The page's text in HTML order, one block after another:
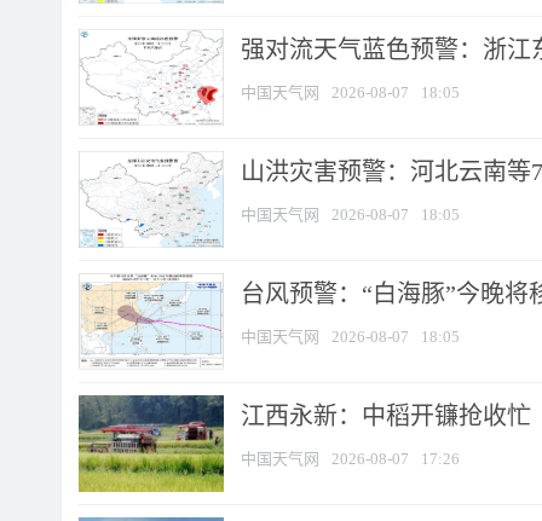
强对流天气蓝色预警：浙江
中国天气网 2026-08-07 18:05
山洪灾害预警：河北云南
中国天气网 2026-08-07 18:05
台风预警：“白海豚”今晚将
中国天气网 2026-08-07 18:05
江西永新：中稻开镰抢收忙
中国天气网 2026-08-07 17:26